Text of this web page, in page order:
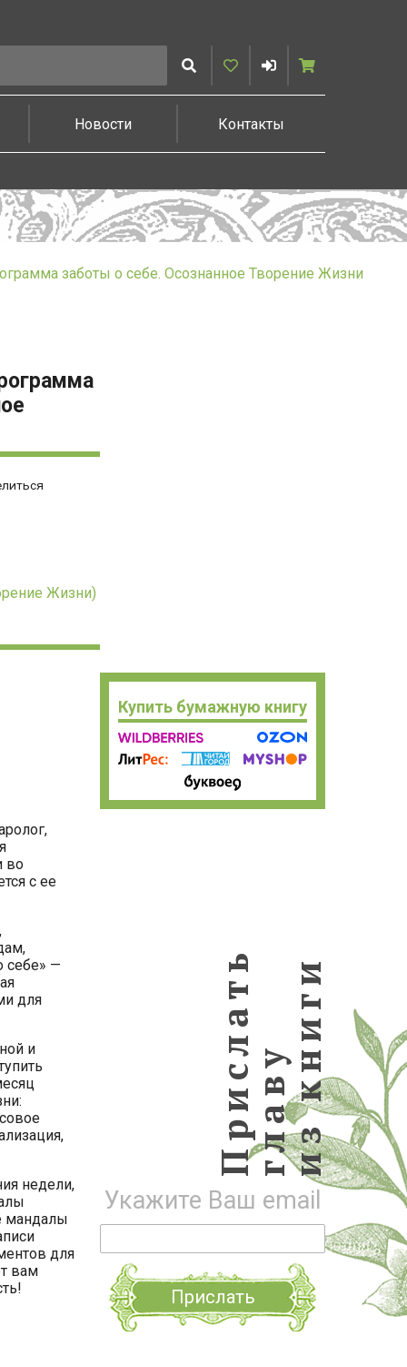
ИскатьИзбранное
ВойтиКорзина
Новости Контакты
заботы о себе. Осознанное Творение Жизни
Жизни)
Купить бумажную книгу
во
с ее
себе» —
для
и
недели,
мандалы
для
вам
Прислатьглавуиз книги
Укажите Ваш email
Прислать